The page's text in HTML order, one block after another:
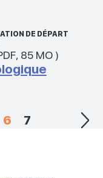
DE DÉPART
, 85 MO)
6 7